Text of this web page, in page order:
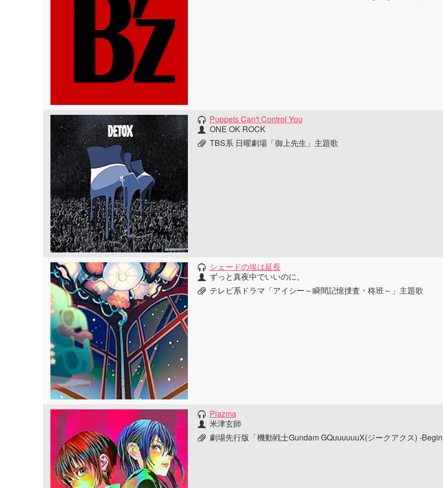
Puppets Can't Control You
ONE OK ROCK
TBS系 日曜劇場「御上先生」主題歌
シェードの埃は延長
ずっと真夜中でいいのに。
テレビ系ドラマ「アイシー～瞬間記憶捜査・柊班～」主題歌
Plazma
米津玄師
劇場先行版「機動戦士Gundam GQuuuuuuX(ジークアクス) -